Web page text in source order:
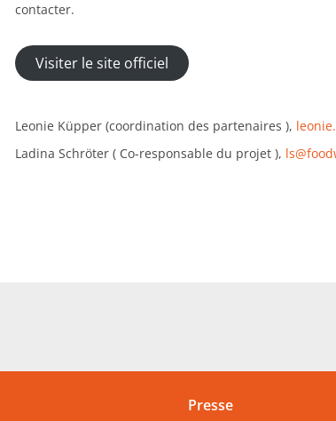
contacter.
Visiter le site officiel
Leonie Küpper (coordination des partenaires ),
Ladina Schröter ( Co-responsable du projet ),
Presse